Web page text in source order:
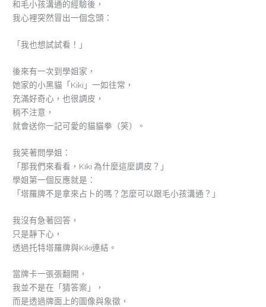
和毛小孩溝通的經驗後，
我心裡突然冒出一個念頭：
「我也想試試看！」
後來有一次到學姐家，
她家的小黑貓「Kiki」一如往常，
充滿好奇心，也很調皮，
稍不注意，
就會送你一記可愛的貓貓拳（笑）。
我笑著問學姐：
「那我們來看看，Kiki 為什麼這麼調皮？」
學姐第一個反應就是：
「塔羅牌不是拿來占卜的嗎？怎麼可以跟毛小孩溝通？」
我沒有急著回答，
只是靜下心，
透過托特塔羅牌與Kiki連結。
當牌卡一張張翻開，
我並不是在「猜答案」，
而是透過牌面上的圖像與象徵，